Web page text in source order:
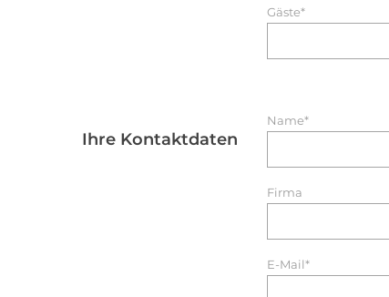
Gäste*
Ihre Kontaktdaten
Name*
Firma
E-Mail*